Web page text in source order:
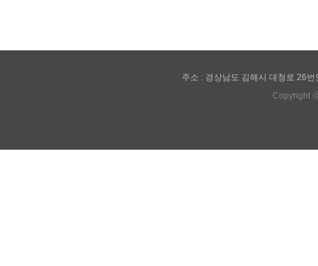
주소 : 경상남도 김해시 대청로 26
Copyright